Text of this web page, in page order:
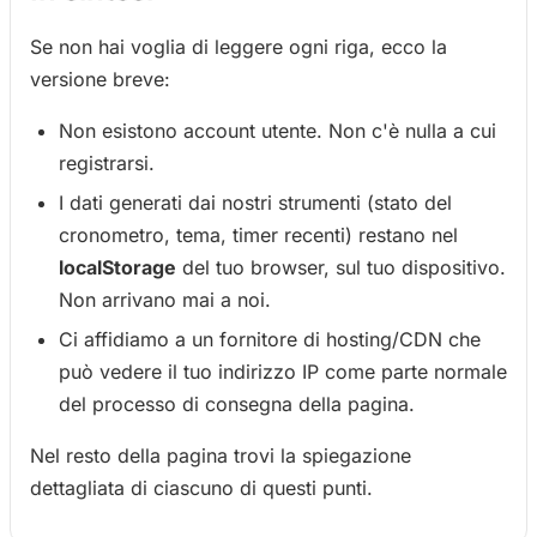
Se non hai voglia di leggere ogni riga, ecco la
versione breve:
Non esistono account utente. Non c'è nulla a cui
registrarsi.
I dati generati dai nostri strumenti (stato del
cronometro, tema, timer recenti) restano nel
localStorage del tuo browser, sul tuo dispositivo.
Non arrivano mai a noi.
Ci affidiamo a un fornitore di hosting/CDN che
può vedere il tuo indirizzo IP come parte normale
del processo di consegna della pagina.
Nel resto della pagina trovi la spiegazione
dettagliata di ciascuno di questi punti.